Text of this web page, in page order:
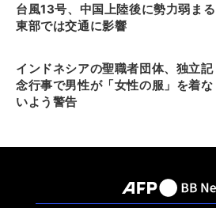
台風13号、中国上陸後に勢力弱まる
東部では交通に影響
インドネシアの聖職者団体、独立記
念行事で男性が「女性の服」を着な
いよう警告